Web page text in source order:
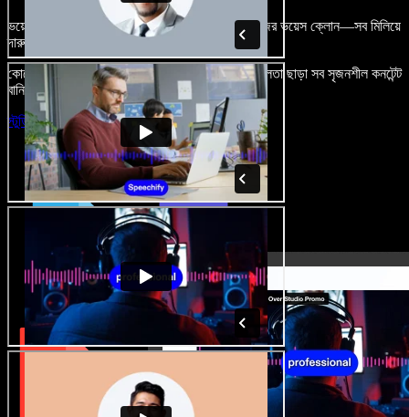
ভয়েসওভার, রয়্যালটি-ফ্রি ছবি, অডিও, ভিডিও যোগ, নিজের ভয়েস ক্লোন—সব মিলিয়ে
দারুণ মনে রাখার মতো অডিও-ভিডিও প্রজেক্ট বানান।
কোনো শেখার ঝামেলা নেই, শুধু ব্রাউজারে খুলুন—আর দুর্বলতা ছাড়া সব সৃজনশীল কনটেন্ট
বানিয়ে ফেলুন।
স্টুডিও চালু করুন